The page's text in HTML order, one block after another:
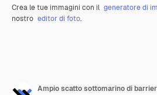
Crea le tue immagini con il generatore di
nostro editor di foto.
Ampio scatto sottomarino di